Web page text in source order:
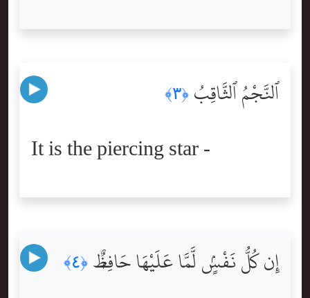
ٱلنَّجْمُ ٱلثَّاقِبُ ﴿٣﴾
It is the piercing star -
إِن كُلُّ نَفْسٍۢ لَّمَّا عَلَيْهَا حَافِظٌۭ ﴿٤﴾